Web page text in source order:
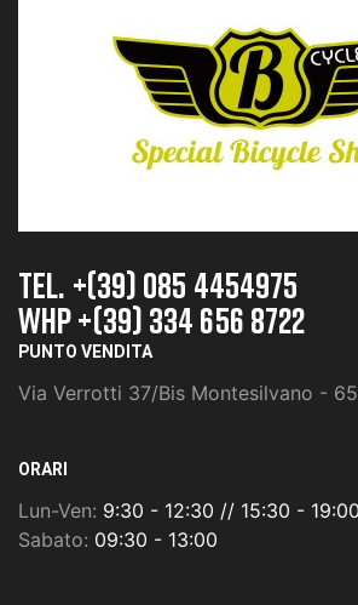
TEL. +(39) 085 4454975
whp +(39) 334 656 8722
PUNTO VENDITA
Via Verrotti 37/Bis Montesilvano -
ORARI
Lun-Ven: 9:30 - 12:30 // 15:30 - 19:00
Sabato: 09:30 - 13:00